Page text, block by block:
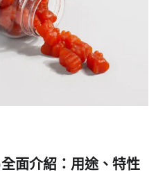
面介紹：用途、特性